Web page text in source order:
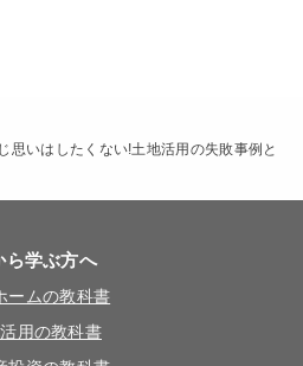
思いはしたくない!土地活用の失敗事例と
ら学ぶ方へ
ームの教科書
用の教科書